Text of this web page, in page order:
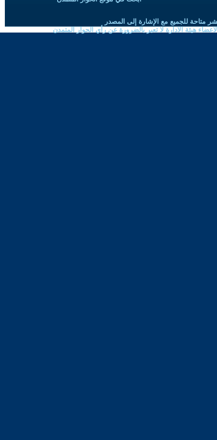
متاحة للجميع مع الإشارة إلى المصدر
هيئة الادارة لا تعبر بالضرورة عن رأي الحوار المتمدن